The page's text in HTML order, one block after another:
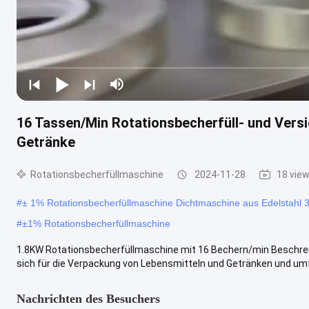
16 Tassen/Min Rotationsbecherfüll- und
Getränke
Rotationsbecherfüllmaschine 2024-11-28 18
#± 1% Rotationsbecherfüllmaschine Dichtmaschine aus Edelstahl
#±1% Rotationsbecherfüllmaschine
1.8KW Rotationsbecherfüllmaschine mit 16 Bechern/min
sich für die Verpackung von Lebensmitteln und Getränken und
Nachrichten des Besuchers